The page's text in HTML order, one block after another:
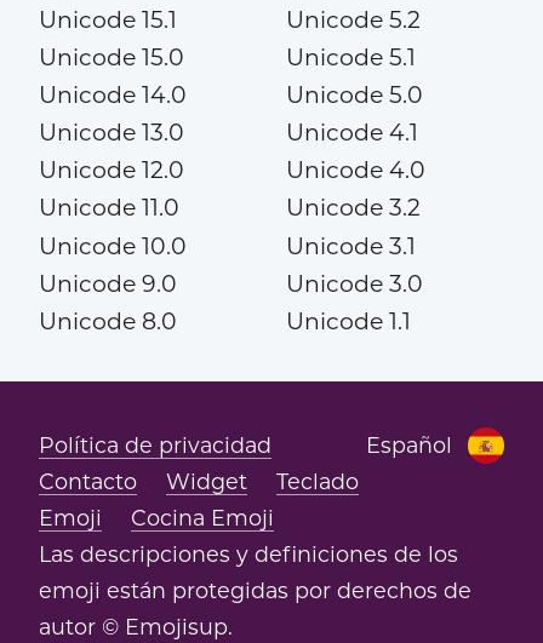
Unicode 15.1
Unicode 15.0
Unicode 14.0
Unicode 13.0
Unicode 12.0
Unicode 11.0
Unicode 10.0
Unicode 9.0
Unicode 8.0
Unicode 5.2
Unicode 5.1
Unicode 5.0
Unicode 4.1
Unicode 4.0
Unicode 3.2
Unicode 3.1
Unicode 3.0
Unicode 1.1
Español
Política de privacidad
Contacto
Widget
Teclado
Emoji
Cocina Emoji
Las descripciones y definiciones de los
emoji están protegidas por derechos de
autor © Emojisup.